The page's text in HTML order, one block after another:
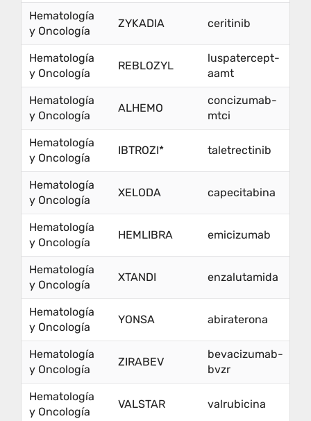
Hematología
y Oncología
ZYKADIA ceritinib
Hematología
y Oncología
REBLOZYL
luspatercept-
aamt
Hematología
y Oncología
ALHEMO
concizumab-
mtci
Hematología
y Oncología
IBTROZI* taletrectinib
Hematología
y Oncología
XELODA capecitabina
Hematología
y Oncología
HEMLIBRA emicizumab
Hematología
y Oncología
XTANDI enzalutamida
Hematología
y Oncología
YONSA abiraterona
Hematología
y Oncología
ZIRABEV
bevacizumab-
bvzr
Hematología
y Oncología
VALSTAR valrubicina